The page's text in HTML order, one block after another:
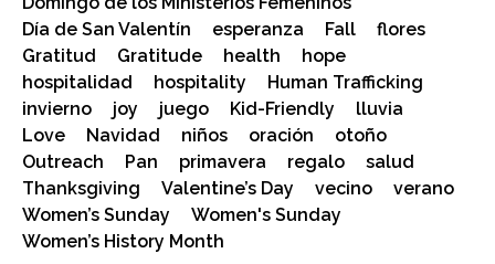
Día de San Valentín
esperanza Fall
flores
Gratitud
Gratitude health
hope
hospitalidad
hospitality
Human Trafficking
invierno
joy juego Kid-Friendly
lluvia
Love
Navidad niños oración
otoño
Outreach
Pan primavera regalo
salud
Thanksgiving
Valentine’s Day vecino
verano
Women’s Sunday
Women's Sunday
Women’s History Month